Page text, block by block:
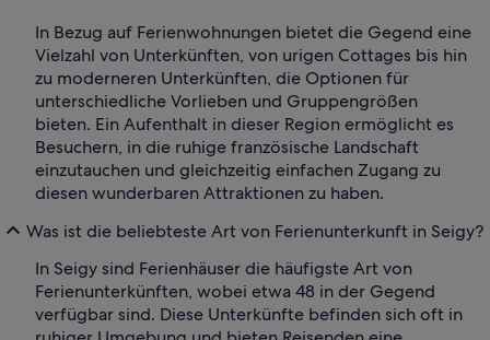
In Bezug auf Ferienwohnungen bietet die Gegend eine
Vielzahl von Unterkünften, von urigen Cottages bis hin
zu moderneren Unterkünften, die Optionen für
unterschiedliche Vorlieben und Gruppengrößen
bieten. Ein Aufenthalt in dieser Region ermöglicht es
Besuchern, in die ruhige französische Landschaft
einzutauchen und gleichzeitig einfachen Zugang zu
diesen wunderbaren Attraktionen zu haben.
Was ist die beliebteste Art von Ferienunterkunft in Seigy?
In Seigy sind Ferienhäuser die häufigste Art von
Ferienunterkünften, wobei etwa 48 in der Gegend
verfügbar sind. Diese Unterkünfte befinden sich oft in